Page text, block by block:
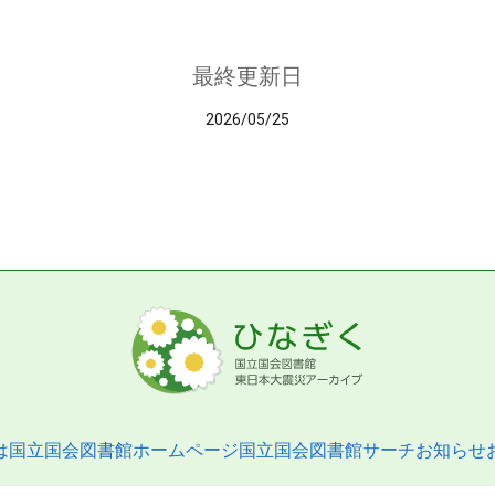
最終更新日
2026/05/25
国立国会図書館ホームページ国立国会図書館サーチお知らせ